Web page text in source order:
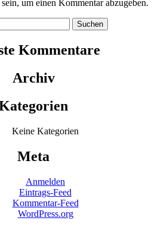
sein, um einen Kommentar abzugeben.
Kommentare
Archiv
Keine Kategorien
Meta
Anmelden
Eintrags-Feed
Kommentar-Feed
WordPress.org